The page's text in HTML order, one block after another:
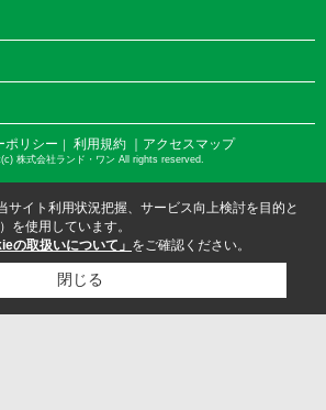
ポリシー 利用規約 ｜アクセスマップ
株式会社ランド・ワン All rights reserved.
サイト利用状況把握、サービス向上検討を目的と
を使用しています。
の取扱いについて」 をご確認ください。
閉じる